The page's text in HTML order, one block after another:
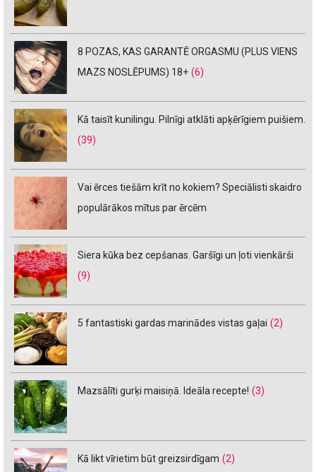
8 POZAS, KAS GARANTĒ ORGASMU (PLUS VIENS
MAZS NOSLĒPUMS) 18+ (6)
Kā taisīt kunilingu. Pilnīgi atklāti apķērīgiem puišiem.
(39)
Vai ērces tiešām krīt no kokiem? Speciālisti skaidro
populārākos mītus par ērcēm
Siera kūka bez cepšanas. Garšīgi un ļoti vienkārši
(9)
5 fantastiski gardas marinādes vistas gaļai (2)
Mazsālīti gurķi maisiņā. Ideāla recepte! (3)
Kā likt vīrietim būt greizsirdīgam (2)